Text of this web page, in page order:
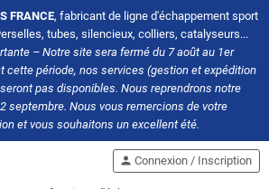
FRANCE, fabricant de ligne d'échappement sport
tubes, silencieux, colliers, catalyseurs...
– Notre site sera fermé du 7 août au 1er
cette période, nos services (gestion et expédition
pas disponibles. Nous reprendrons notre
septembre. Nous vous remercions de votre
et vous souhaitons un excellent été.
person Connexion / Inscription